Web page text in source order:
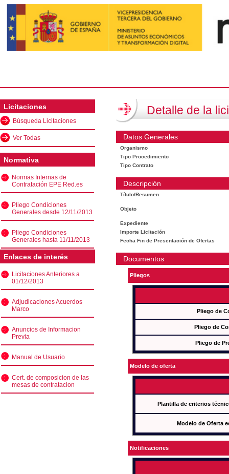
Licitaciones
Búsqueda Licitaciones
Ver Todas
Normativa
Normas Internas de
Contratación EPE Red.es
Pliego Condiciones
Generales desde 12/11/2013
Pliego Condiciones
Generales hasta 11/11/2013
Enlaces de interés
Licitaciones Anteriores a
01/12/2013
Adjudicaciones Acuerdos
Marco
Anuncios de Informacion
Previa
Manual de Usuario
Cert. de composicion de las
mesas de contratacion
Detalle de la
Datos Generales
Organismo
Tipo Procedimiento
Tipo Contrato
Descripción
Título/Resumen
Objeto
Expediente
Importe Licitación
Fecha Fin de Presentación de Ofertas
Documentos
Pliegos
Pliego de
Pliego de
Pliego de
Modelo de oferta
Plantilla de criterios
Modelo de Oferta
Notificaciones